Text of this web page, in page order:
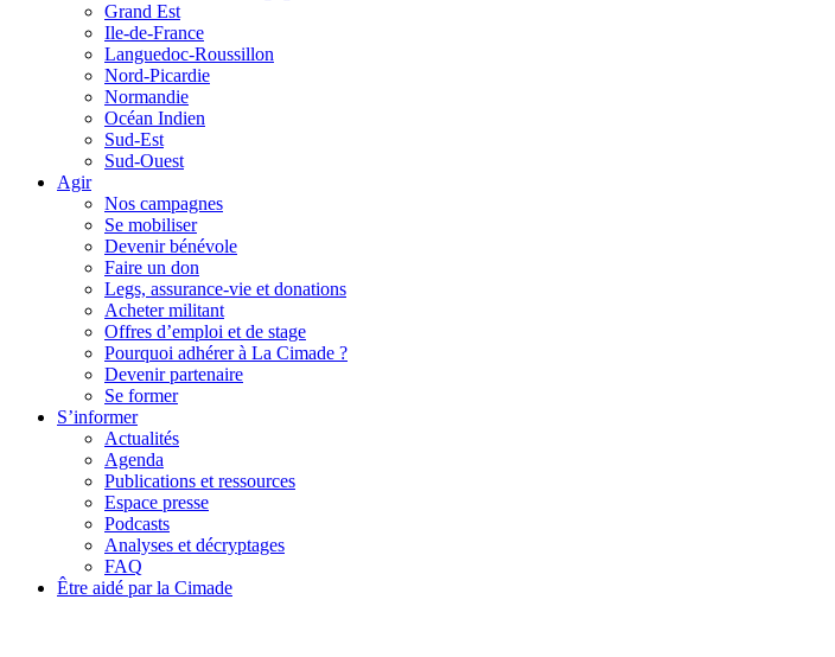
Grand Est
Ile-de-France
Languedoc-Roussillon
Nord-Picardie
Normandie
Océan Indien
Sud-Est
Sud-Ouest
Agir
Nos campagnes
Se mobiliser
Devenir bénévole
Faire un don
Legs, assurance-vie et donations
Acheter militant
Offres d’emploi et de stage
Pourquoi adhérer à La Cimade ?
Devenir partenaire
Se former
S’informer
Actualités
Agenda
Publications et ressources
Espace presse
Podcasts
Analyses et décryptages
FAQ
Être aidé par la Cimade